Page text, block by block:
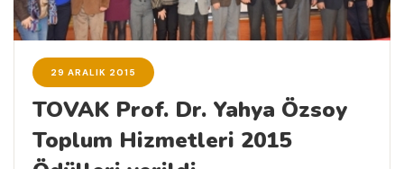
29 ARALIK 2015
TOVAK Prof. Dr. Yahya Özsoy
Toplum Hizmetleri 2015